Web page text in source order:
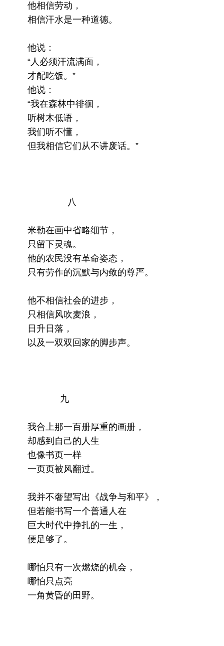
他相信劳动，
相信汗水是一种道德。
他说：
“人必须汗流满面，
才配吃饭。”
他说：
“我在森林中徘徊，
听树木低语，
我们听不懂，
但我相信它们从不讲废话。”
八
米勒在画中省略细节，
只留下灵魂。
他的农民没有革命姿态，
只有劳作的沉默与内敛的尊严。
他不相信社会的进步，
只相信风吹麦浪，
日升日落，
以及一双双回家的脚步声。
九
我合上那一百册厚重的画册，
却感到自己的人生
也像书页一样
一页页被风翻过。
我并不奢望写出《战争与和平》，
但若能书写一个普通人在
巨大时代中挣扎的一生，
便足够了。
哪怕只有一次燃烧的机会，
哪怕只点亮
一角黄昏的田野。